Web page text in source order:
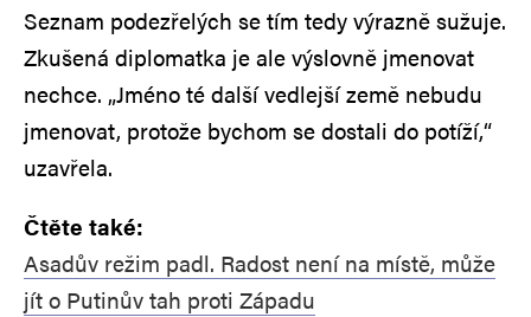
Seznam podezřelých se tím tedy výrazně sužuje.
Zkušená diplomatka je ale výslovně jmenovat
nechce. „Jméno té další vedlejší země nebudu
jmenovat, protože bychom se dostali do potíží,“
uzavřela.
Čtěte také:
Asadův režim padl. Radost není na místě, může
jít o Putinův tah proti Západu